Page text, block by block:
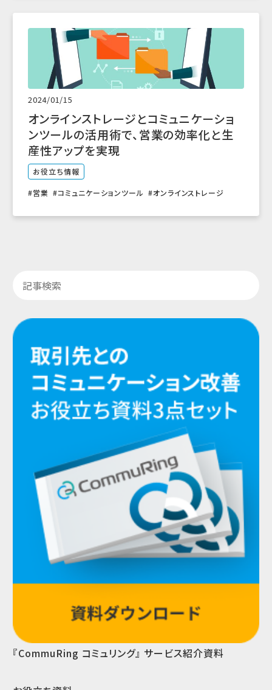
2024/01/15
オンラインストレージとコミュニケーショ
ンツールの活用術で、営業の効率化と生
産性アップを実現
お役立ち情報
営業 コミュニケーションツール オンラインストレージ
『CommuRing コミュリング』 サービス紹介資料